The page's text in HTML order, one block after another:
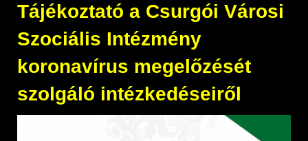
Tájékoztató a Csurgói Városi
Szociális Intézmény
koronavírus megelőzését
szolgáló intézkedéseiről